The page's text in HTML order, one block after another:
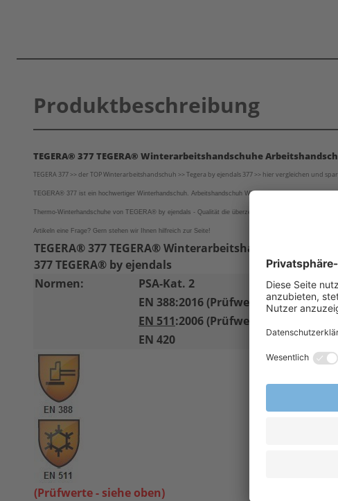
Produktbeschreibung
TEGERA® 377 TEGERA® Winterarbeitshandschuhe
TEGERA 377 >> der TOP Winterarbeitshandschuh >> Tegera by ejendals 377 >> hier vergleichen und
TEGERA® 377 ist ein hochwertiger Winterhandschuh. Arbeitshandschuh Winter 377 Tegera wärmt
Thermo-Winterhandschuhe von TEGERA® by ejendals - Qualität die überzeugt. Lassen auch Sie sich
Artikeln eine Frage? Gern stehen wir Ihnen hilfreich zur Seite!
TEGERA® 377 TEGERA® Winterarbeitshandschuhe
377 TEGERA® by ejendals
Normen:
PSA-Kat. 2
EN 388:2016 (Prüfwerte: 3-1-1-1-X)
EN 511:2006 (Prüfwerte: 1-2-X)
EN 420
(Prüfwerte - siehe oben)